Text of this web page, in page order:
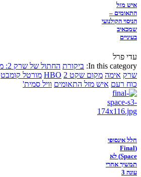
איש מזל
התאומים –
הניסוי הקולנועי
שמכאיב
בעיניים
עדי פרל
In this category: ביקורת החתול של שרק 2: משאלה אחת ודי
שרק אימה מקום שקט 2 HBO מורטל קומבט
כוח רעם איש מזל התאומים וויל סמית'
חלל אינסופי
(Final
Space) לא
תמשיך אחרי
עונה 3